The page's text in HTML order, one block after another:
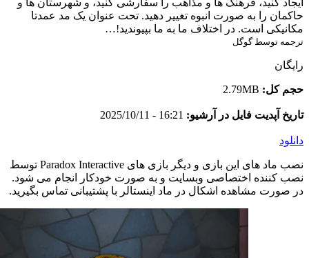
حاکمان را به صورت انبوه تغییر دهید. تحت عنوان یک مد عمدتا
مکانیکی است. در اختلاف ما به ما بپیوندید!…
ترجمه توسط گوگل
رایگان
حجم کل: 2.79MB
تاریخ آپدیت فایل در آرشیو: 16:21 - 2025/10/11
دانلود
نصب ماد های این بازی و دیگر بازی های Paradox Interactive توسط
نصب کننده اختصاصی وبسایت و به صورت خودکار انجام می شود.
در صورت مشاهده اشکال در ماد اینستالر با پشتیبانی تماس بگیرید.